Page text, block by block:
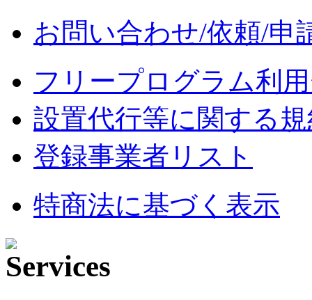
お問い合わせ/依頼/申
フリープログラム利
設置代行等に関する
登録事業者リスト
特商法に基づく表示